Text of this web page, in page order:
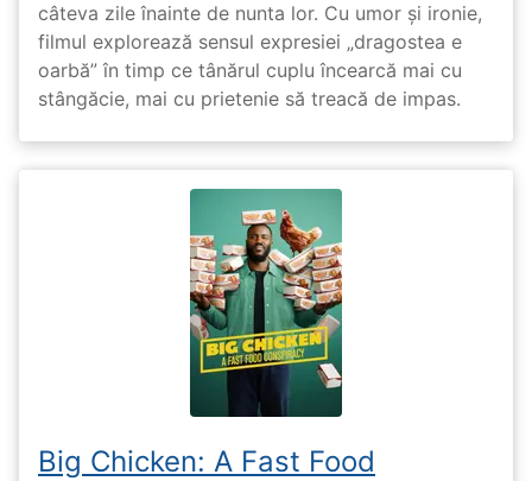
câteva zile înainte de nunta lor. Cu umor și ironie,
filmul explorează sensul expresiei „dragostea e
oarbă” în timp ce tânărul cuplu încearcă mai cu
stângăcie, mai cu prietenie să treacă de impas.
Big Chicken: A Fast Food